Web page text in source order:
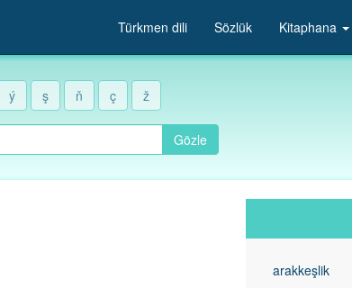
Türkmen dili Sözlük Kitaphana
ý ş ň ç ž
Gözle
arakkeşlik